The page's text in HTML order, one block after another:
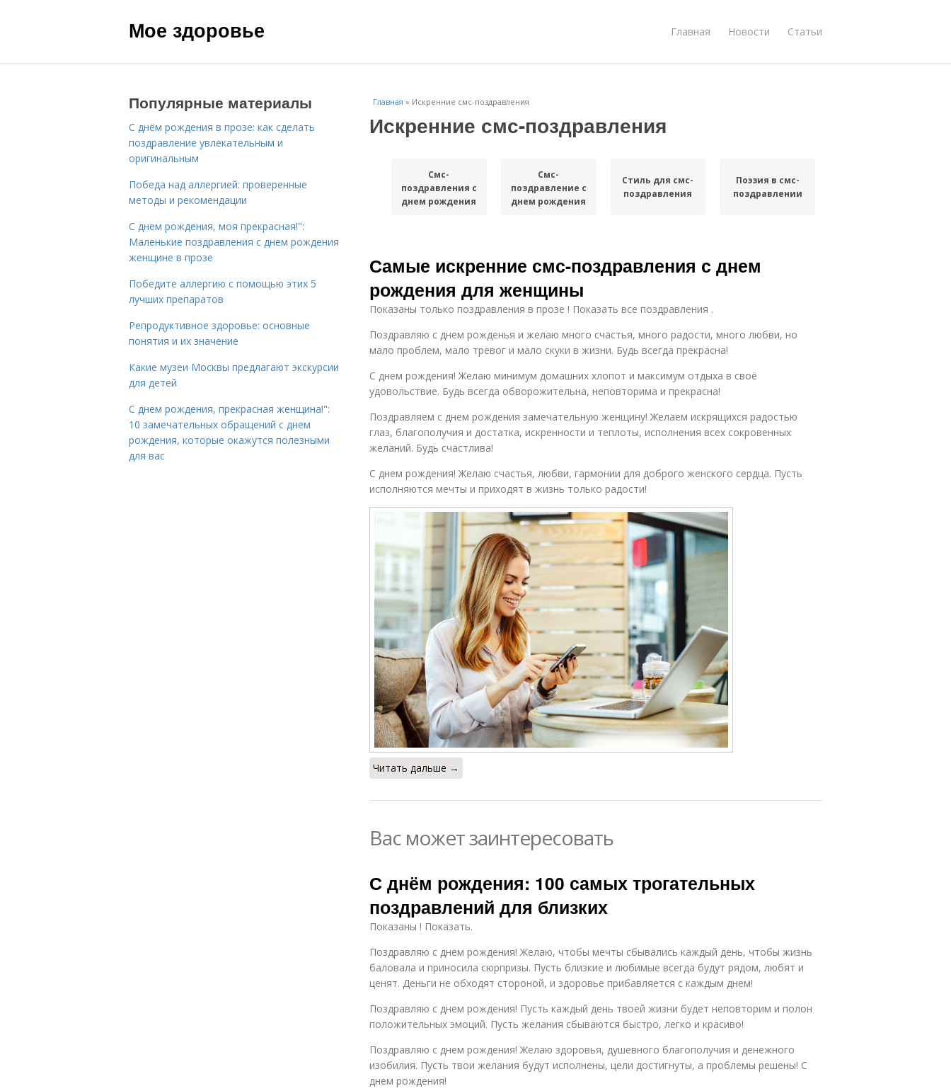
Мое здоровье Главная Новости Статьи
Главная » Искренние смс-поздравления
Искренние смс-поздравления
Смс-
поздравления с
днем рождения
Смс-
поздравление с
днем рождения
Стиль для смс-
поздравления
Поэзия в смс-
поздравлении
Самые искренние смс-поздравления с днем
рождения для женщины
Показаны только поздравления в прозе ! Показать все поздравления .
Поздравляю с днем рожденья и желаю много счастья, много радости, много любви, но
мало проблем, мало тревог и мало скуки в жизни. Будь всегда прекрасна!
С днем рождения! Желаю минимум домашних хлопот и максимум отдыха в своё
удовольствие. Будь всегда обворожительна, неповторима и прекрасна!
Поздравляем с днем рождения замечательную женщину! Желаем искрящихся радостью
глаз, благополучия и достатка, искренности и теплоты, исполнения всех сокровенных
желаний. Будь счастлива!
С днем рождения! Желаю счастья, любви, гармонии для доброго женского сердца. Пусть
исполняются мечты и приходят в жизнь только радости!
Читать дальше →
Вас может заинтересовать
С днём рождения: 100 самых трогательных
поздравлений для близких
Показаны ! Показать.
Поздравляю с днем рождения! Желаю, чтобы мечты сбывались каждый день, чтобы жизнь
баловала и приносила сюрпризы. Пусть близкие и любимые всегда будут рядом, любят и
ценят. Деньги не обходят стороной, и здоровье прибавляется с каждым днем!
Поздравляю с днем рождения! Пусть каждый день твоей жизни будет неповторим и полон
положительных эмоций. Пусть желания сбываются быстро, легко и красиво!
Поздравляю с днем рождения! Желаю здоровья, душевного благополучия и денежного
изобилия. Пусть твои желания будут исполнены, цели достигнуты, а проблемы решены! С
днем рождения!
Популярные материалы
С днём рождения в прозе: как сделать
поздравление увлекательным и
оригинальным
Победа над аллергией: проверенные
методы и рекомендации
С днем рождения, моя прекрасная!":
Маленькие поздравления с днем рождения
женщине в прозе
Победите аллергию с помощью этих 5
лучших препаратов
Репродуктивное здоровье: основные
понятия и их значение
Какие музеи Москвы предлагают экскурсии
для детей
С днем рождения, прекрасная женщина!":
10 замечательных обращений с днем
рождения, которые окажутся полезными
для вас